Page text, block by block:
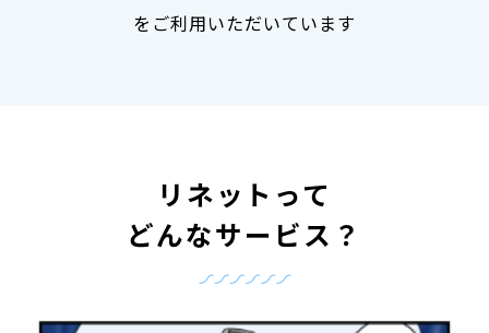
をご利用いただいています
リネットって
どんなサービス？